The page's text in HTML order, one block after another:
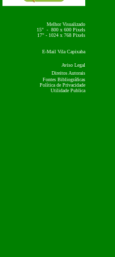
Melhor Visualizado
15" - 800 x 600 Pixels
17" - 1024 x 768 Pixels
E-Mail Vila Capixaba
Aviso Legal
Direitos Autorais
Fontes Bibliográficas
Política de Privacidade
Utilidade Publica